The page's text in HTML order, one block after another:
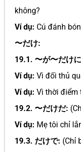
không?
Ví dụ: Cú đánh
〜だけ:
19.1. 〜が〜だけ
Ví dụ: Vì đối thủ
Ví dụ: Vì thời điểm
19.2. 〜だけだ:
Ví dụ: Mẹ tôi chỉ
19.3. だけで: (Chỉ